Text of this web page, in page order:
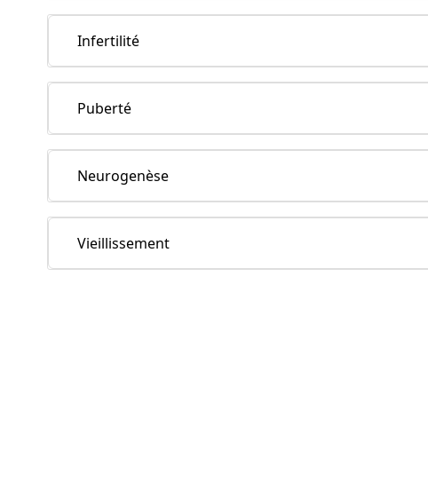
Infertilité
Puberté
Neurogenèse
Vieillissement